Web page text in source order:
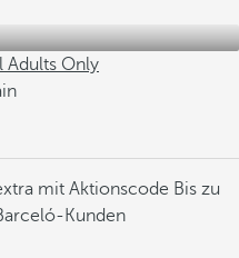
Adults Only
mit Aktionscode Bis zu
Kunden